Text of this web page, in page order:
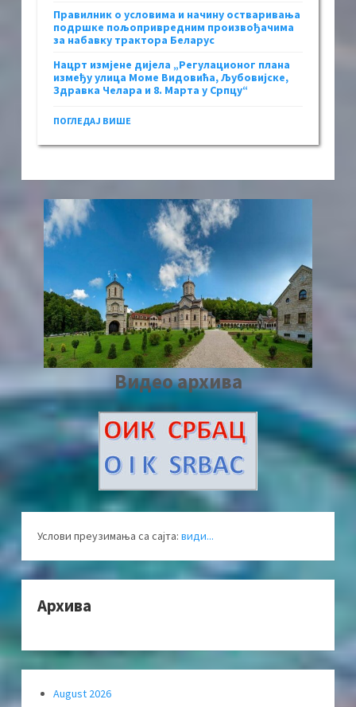
Правилник о условима и начину остваривања
подршке пољопривредним произвођачима
за набавку трактора Беларус
Нацрт измјене дијела „Регулационог плана
између улица Моме Видовића, Љубовијске,
Здравка Челара и 8. Марта у Српцу“
ПОГЛЕДАЈ ВИШЕ
Видео архива
Услови преузимања са сајта: види...
Архива
August 2026